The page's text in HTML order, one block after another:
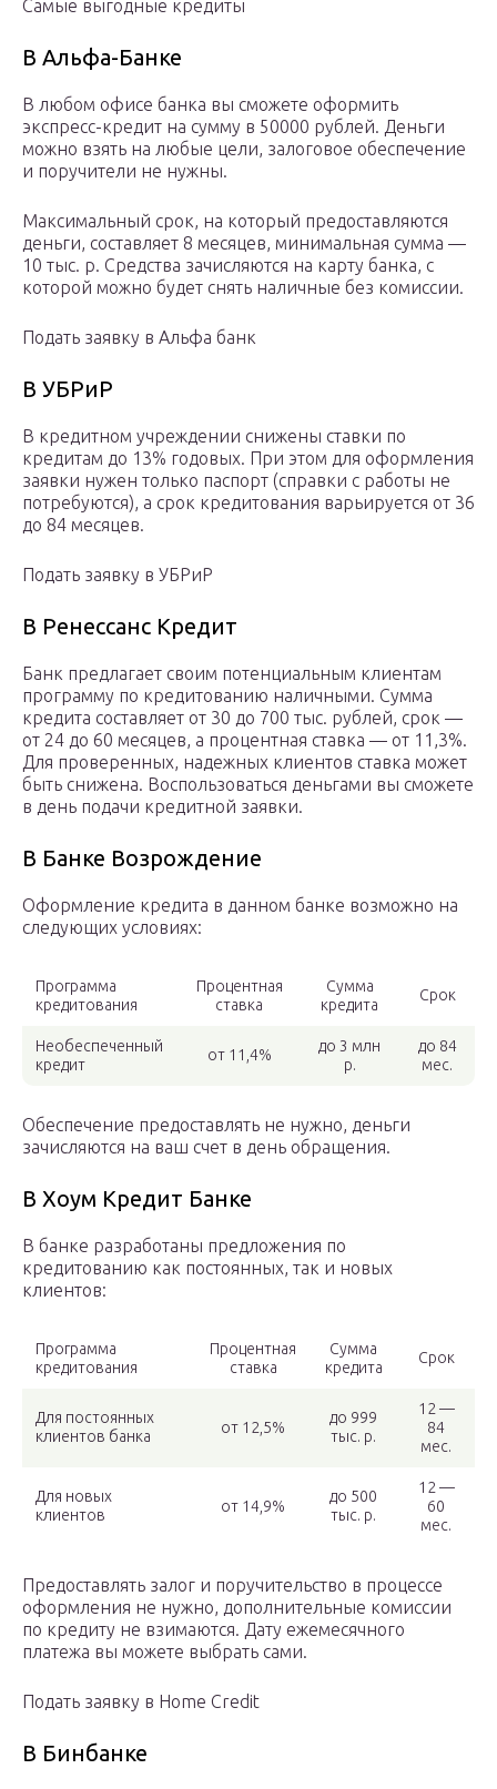
Самые выгодные кредиты
В Альфа-Банке
В любом офисе банка вы сможете оформить
экспресс-кредит на сумму в 50000 рублей. Деньги
можно взять на любые цели, залоговое обеспечение
и поручители не нужны.
Максимальный срок, на который предоставляются
деньги, составляет 8 месяцев, минимальная сумма —
10 тыс. р. Средства зачисляются на карту банка, с
которой можно будет снять наличные без комиссии.
Подать заявку в Альфа банк
В УБРиР
В кредитном учреждении снижены ставки по
кредитам до 13% годовых. При этом для оформления
заявки нужен только паспорт (справки с работы не
потребуются), а срок кредитования варьируется от 36
до 84 месяцев.
Подать заявку в УБРиР
В Ренессанс Кредит
Банк предлагает своим потенциальным клиентам
программу по кредитованию наличными. Сумма
кредита составляет от 30 до 700 тыс. рублей, срок —
от 24 до 60 месяцев, а процентная ставка — от 11,3%.
Для проверенных, надежных клиентов ставка может
быть снижена. Воспользоваться деньгами вы сможете
в день подачи кредитной заявки.
В Банке Возрождение
Оформление кредита в данном банке возможно на
следующих условиях:
Программа
кредитования
Процентная
ставка
Сумма
кредита
Срок
Необеспеченный
кредит
от 11,4%
до 3 млн
р.
до 84
мес.
Обеспечение предоставлять не нужно, деньги
зачисляются на ваш счет в день обращения.
В Хоум Кредит Банке
В банке разработаны предложения по
кредитованию как постоянных, так и новых
клиентов:
Программа
кредитования
Процентная
ставка
Сумма
кредита
Срок
Для постоянных
клиентов банка
от 12,5%
до 999
тыс. р.
12 —
84
мес.
Для новых
клиентов
от 14,9%
до 500
тыс. р.
12 —
60
мес.
Предоставлять залог и поручительство в процессе
оформления не нужно, дополнительные комиссии
по кредиту не взимаются. Дату ежемесячного
платежа вы можете выбрать сами.
Подать заявку в Home Credit
В Бинбанке